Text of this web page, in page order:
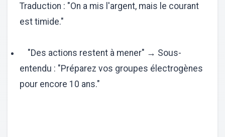
Traduction : "On a mis l'argent, mais le courant
est timide."
"Des actions restent à mener" → Sous-
entendu : "Préparez vos groupes électrogènes
pour encore 10 ans."